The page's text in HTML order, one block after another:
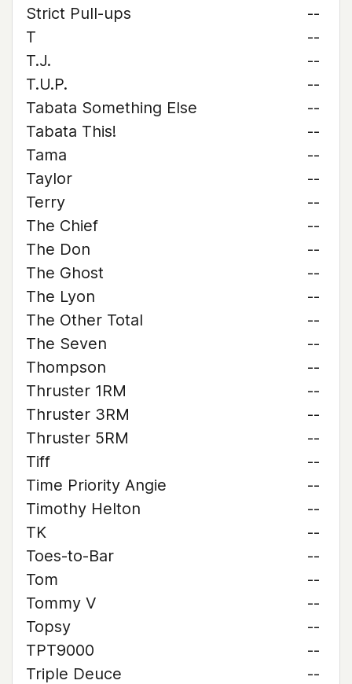
Strict Pull-ups
--
T
--
T.J.
--
T.U.P.
--
Tabata Something Else
--
Tabata This!
--
Tama
--
Taylor
--
Terry
--
The Chief
--
The Don
--
The Ghost
--
The Lyon
--
The Other Total
--
The Seven
--
Thompson
--
Thruster 1RM
--
Thruster 3RM
--
Thruster 5RM
--
Tiff
--
Time Priority Angie
--
Timothy Helton
--
TK
--
Toes-to-Bar
--
Tom
--
Tommy V
--
Topsy
--
TPT9000
--
Triple Deuce
--